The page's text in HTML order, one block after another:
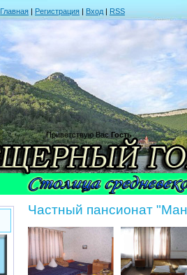
Главная | Регистрация | Вход | RSS
Приветствую Вас Гость
Частный пансионат